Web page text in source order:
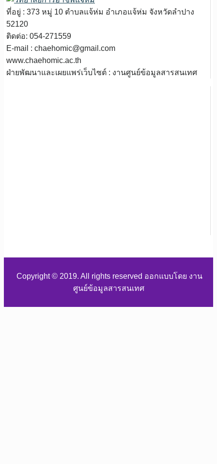
ที่อยู่ : 373 หมู่ 10 ตำบลแจ้ห่ม อำเภอแจ้ห่ม จังหวัดลำปาง
52120
ติดต่อ: 054-271559
E-mail : chaehomic@gmail.com
www.chaehomic.ac.th
ฝ่ายพัฒนาและเผยแพร่เว็บไซต์ : งานศูนย์ข้อมูลสารสนเทศ
Copyright © 2019. All rights reserved ออกแบบโดย งาน
ศูนย์ข้อมูลสารสนเทศ